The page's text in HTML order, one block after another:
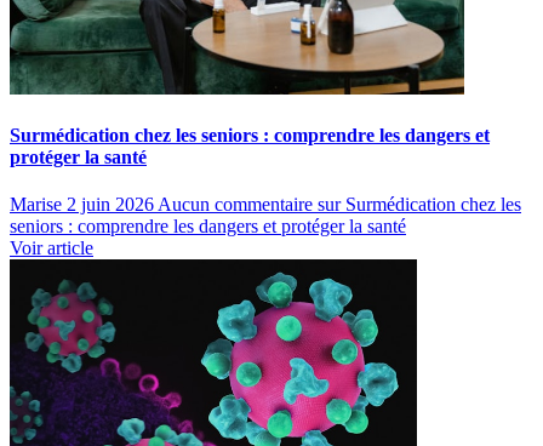
Surmédication chez les seniors : comprendre les dangers et
protéger la santé
Marise 2 juin 2026 Aucun commentaire sur Surmédication chez les
seniors : comprendre les dangers et protéger la santé
Voir article